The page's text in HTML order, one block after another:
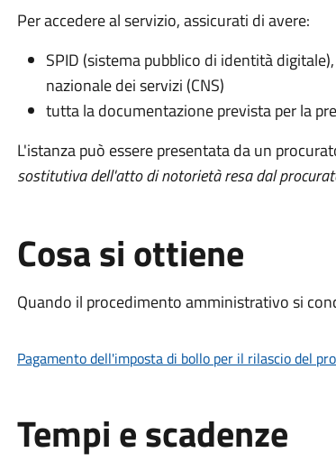
Per accedere al servizio, assicurati di avere:
SPID (sistema pubblico di identità
nazionale dei servizi (CNS)
tutta la documentazione prevista per la
L'istanza può essere presentata da un
sostitutiva dell'atto di notorietà resa dal
Cosa si ottiene
Quando il procedimento amministrativo si
Pagamento dell'imposta di bollo per il rilascio del
Tempi e scadenze